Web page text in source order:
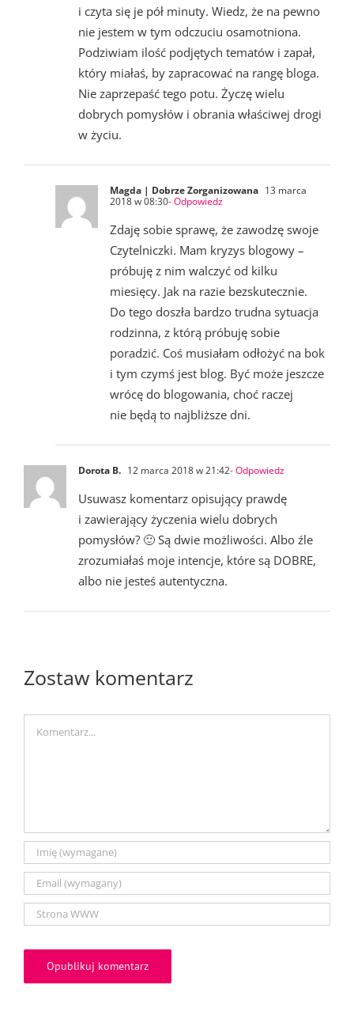
i czyta się je pół minuty. Wiedz, że na pewno
nie jestem w tym odczuciu osamotniona.
Podziwiam ilość podjętych tematów i zapał,
który miałaś, by zapracować na rangę bloga.
Nie zaprzepaść tego potu. Życzę wielu
dobrych pomysłów i obrania właściwej drogi
w życiu.
Magda | Dobrze Zorganizowana 13 marca
2018 w 08:30- Odpowiedz
Zdaję sobie sprawę, że zawodzę swoje
Czytelniczki. Mam kryzys blogowy –
próbuję z nim walczyć od kilku
miesięcy. Jak na razie bezskutecznie.
Do tego doszła bardzo trudna sytuacja
rodzinna, z którą próbuję sobie
poradzić. Coś musiałam odłożyć na bok
i tym czymś jest blog. Być może jeszcze
wrócę do blogowania, choć raczej
nie będą to najbliższe dni.
Dorota B. 12 marca 2018 w 21:42- Odpowiedz
Usuwasz komentarz opisujący prawdę
i zawierający życzenia wielu dobrych
pomysłów? 🙂 Są dwie możliwości. Albo źle
zrozumiałaś moje intencje, które są DOBRE,
albo nie jesteś autentyczna.
Zostaw komentarz